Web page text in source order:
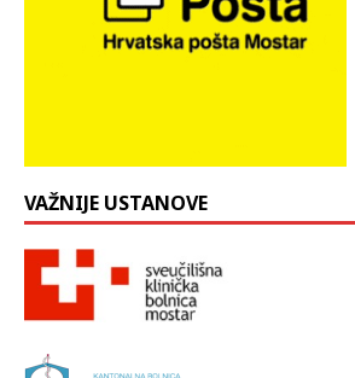
VAŽNIJE USTANOVE